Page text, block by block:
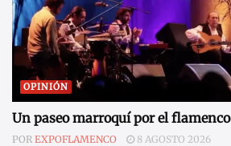
OPINIÓN
Un paseo marroquí por el flamenco
POR EXPOFLAMENCO 8 AGOSTO 2026